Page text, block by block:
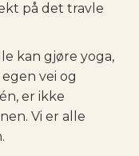
på det travle
kan gjøre yoga,
vei og
er ikke
Vi er alle